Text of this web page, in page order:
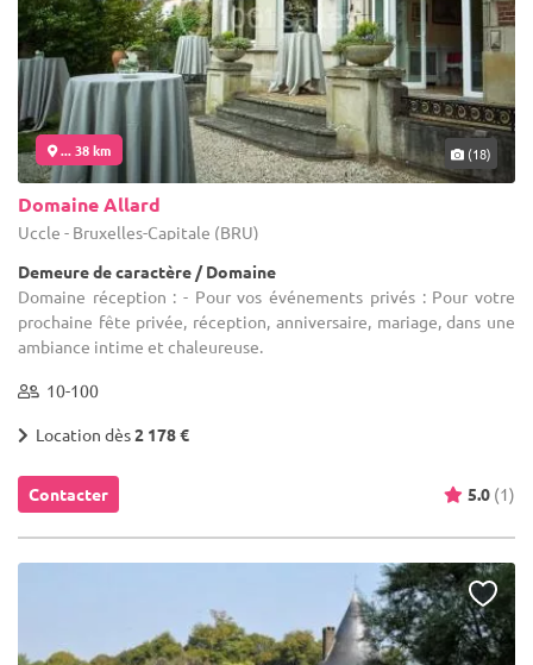
... 38 km (18)
Domaine Allard
Uccle - Bruxelles-Capitale (BRU)
Demeure de caractère / Domaine
Domaine réception : - Pour vos événements privés : Pour votre
prochaine fête privée, réception, anniversaire, mariage, dans une
ambiance intime et chaleureuse.
10-100
Location dès2 178 €
Contacter 5.0 (1)